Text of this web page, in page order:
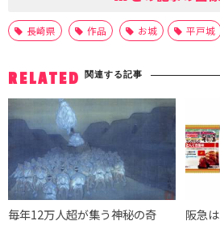
長崎県 作品 お城 平戸城
RELATED 関連する記事
毎年12万人超が集う神秘の奇
阪急